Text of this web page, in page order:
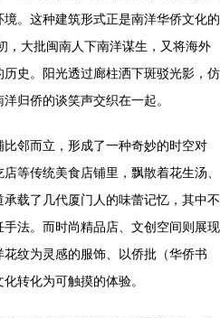
。这种建筑形式正是南洋华侨文化的
，大批闽南人下南洋谋生，又将海外
史。阳光透过廊柱洒下斑驳光影，仿
归侨的谈笑声交织在一起。
邻而立，形成了一种奇妙的时空对
等传统美食店铺里，飘散着花生汤、
载了几代厦门人的味蕾记忆，其中不
法。而时尚精品店、文创空间则展现
纹为灵感的服饰、以侨批（华侨书
转化为可触摸的体验。